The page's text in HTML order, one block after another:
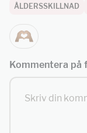
ÅLDERSSKILLNAD
Kommentera på